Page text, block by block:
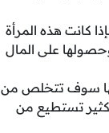
كانت هذه المرأة
على المال
أنها سوف تتخلص من
كثير تستطيع من